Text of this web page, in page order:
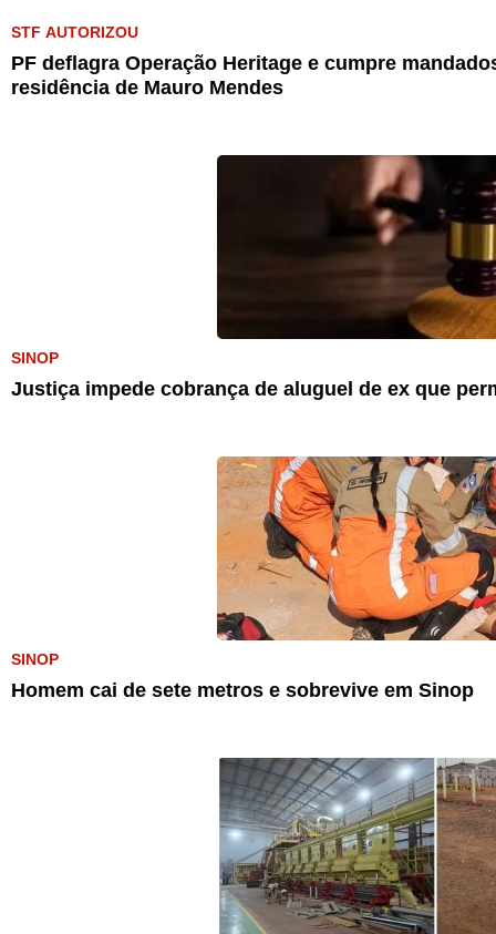
STF AUTORIZOU
PF deflagra Operação Heritage e cumpre
residência de Mauro Mendes
SINOP
Justiça impede cobrança de aluguel de ex que
SINOP
Homem cai de sete metros e sobrevive em Sinop